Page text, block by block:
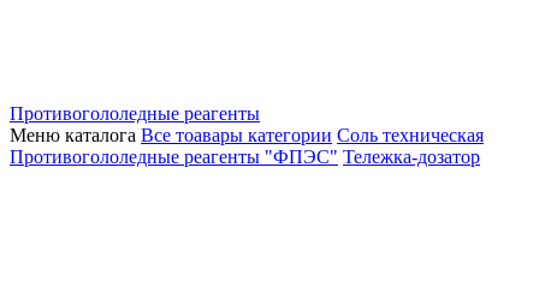
Противогололедные реагенты
Меню каталога Все тоавары категории Соль техническая
Противогололедные реагенты "ФПЭС" Тележка-дозатор